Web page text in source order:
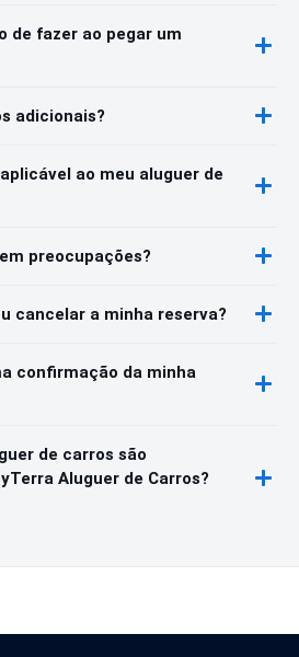
de fazer ao pegar um
adicionais?
ao meu aluguer de
preocupações?
cancelar a minha reserva?
confirmação da minha
de carros são
Aluguer de Carros?